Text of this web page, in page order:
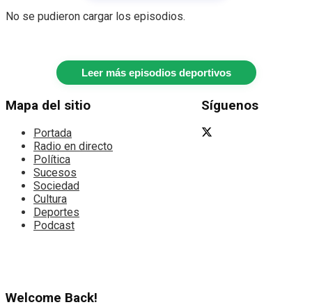
No se pudieron cargar los episodios.
Leer más episodios deportivos
Mapa del sitio
Portada
Radio en directo
Política
Sucesos
Sociedad
Cultura
Deportes
Podcast
Síguenos
Welcome Back!